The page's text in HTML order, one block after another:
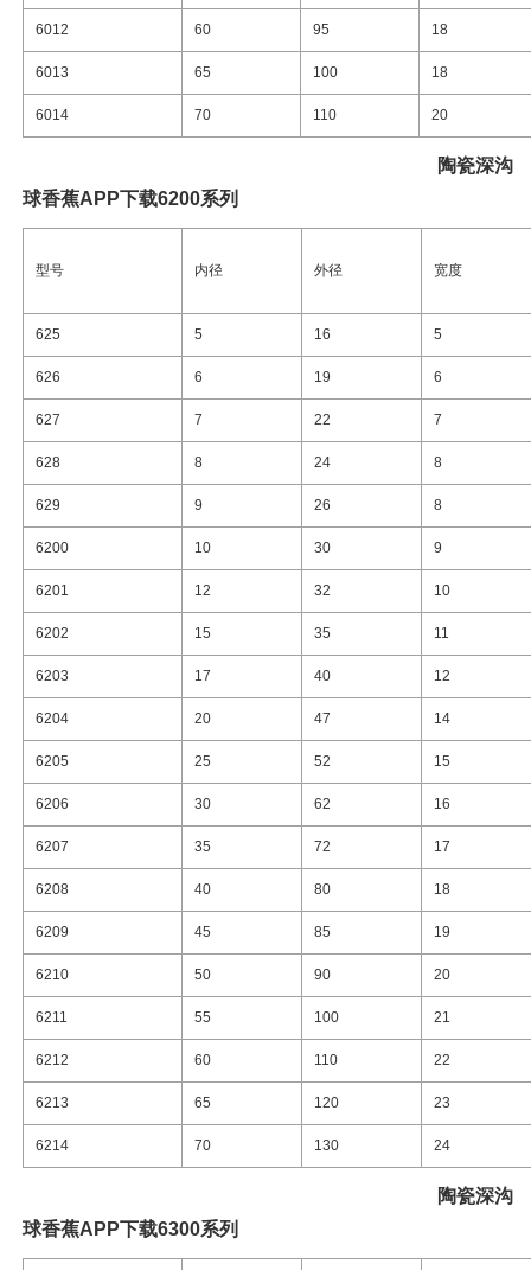
6012 60 95 18
6013 65 100 18
6014 70 110 20
陶瓷深沟
球香蕉APP下载6200系列
型号 内径 外径 宽度
625 5 16 5
626 6 19 6
627 7 22 7
628 8 24 8
629 9 26 8
6200 10 30 9
6201 12 32 10
6202 15 35 11
6203 17 40 12
6204 20 47 14
6205 25 52 15
6206 30 62 16
6207 35 72 17
6208 40 80 18
6209 45 85 19
6210 50 90 20
6211 55 100 21
6212 60 110 22
6213 65 120 23
6214 70 130 24
陶瓷深沟
球香蕉APP下载6300系列